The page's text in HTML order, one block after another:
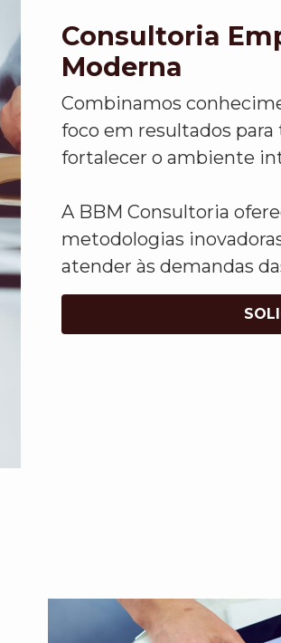
Consultoria
Moderna
Combinamos
foco em resultados
fortalecer o ambiente
A BBM Consultoria
metodologias
atender às demandas